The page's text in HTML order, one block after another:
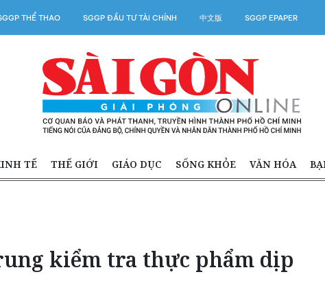
THỂ THAO SGGP ĐẦU TƯ TÀI CHÍNH 中文版 SGGP EPAPER
TẾ THẾ GIỚI GIÁO DỤC SỐNG KHỎE VĂN HÓA
kiểm tra thực phẩm dịp